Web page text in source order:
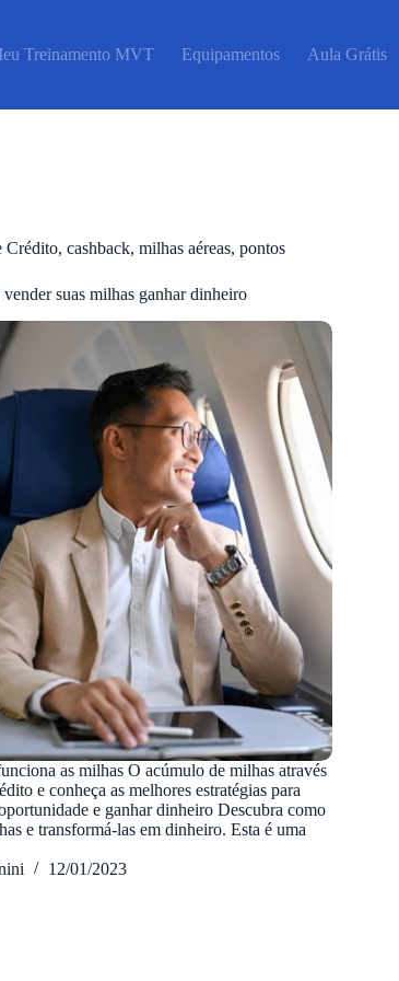
Treinamento MVT Equipamentos Aula Grátis
Crédito,cashback,milhas aéreas,pontos
suas milhas ganhar dinheiro
as milhas O acúmulo de milhas através
e conheça as melhores estratégias para
e ganhar dinheiro Descubra como
e transformá-las em dinheiro. Esta é uma
12/01/2023